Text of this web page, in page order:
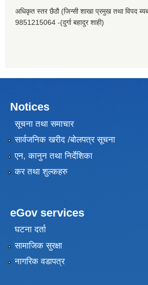
अधिकृत स्तर छैठौ (जिन्सी शाखा प्रमुख तथा विपद
9851215064 -(दुर्गा बहादुर शाही)
Notices
सूचना तथा समाचार
सार्वजनिक खरीद /बोलपत्र सूचना
एन, कानुन तथा निर्देशिका
कर तथा शुल्कहरु
eGov services
घटना दर्ता
सामाजिक सुरक्षा
नागरिक वडापत्र